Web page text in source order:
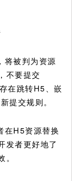
将被判为资源
不要提交
在跳转H5、嵌
提交规则。
在H5资源替换
发者更好地了